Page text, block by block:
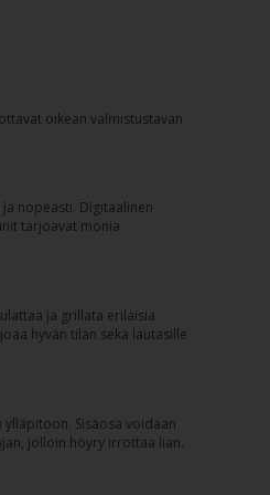
oikean valmistustavan
nopeasti. Digitaalinen
tarjoavat monia
ja grillata erilaisia
hyvän tilan sekä lautasille
Sisäosa voidaan
jolloin höyry irrottaa lian.